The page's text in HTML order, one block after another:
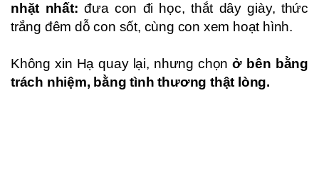
nhặt nhất: đưa con đi học, thắt dây giày, thức
trắng đêm dỗ con sốt, cùng con xem hoạt hình.
Không xin Hạ quay lại, nhưng chọnở bên bằng
trách nhiệm, bằng tình thương thật lòng.